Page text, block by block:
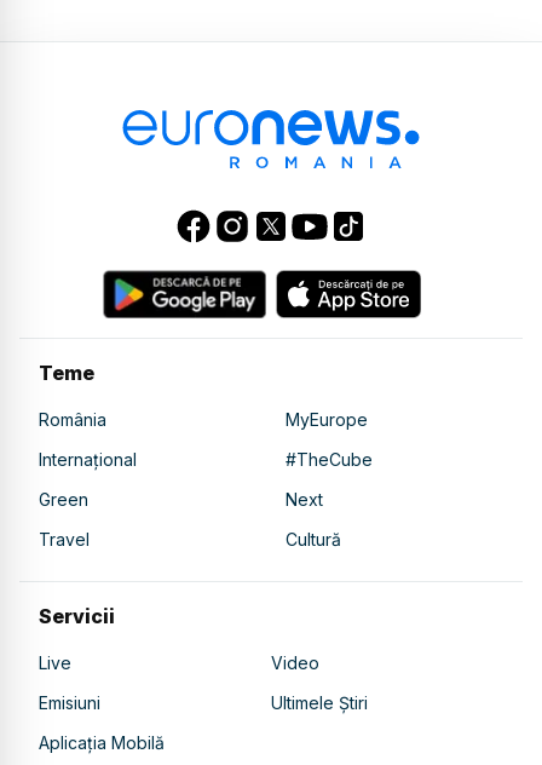
Teme
România
MyEurope
Internațional
#TheCube
Green
Next
Travel
Cultură
Servicii
Live
Video
Emisiuni
Ultimele Știri
Aplicația Mobilă